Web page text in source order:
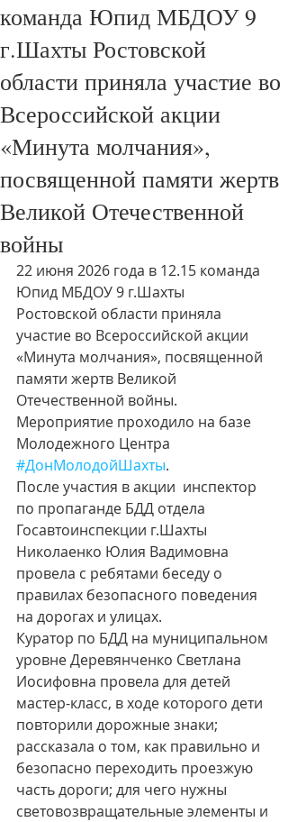
команда Юпид МБДОУ 9
г.Шахты Ростовской
области приняла участие во
Всероссийской акции
«Минута молчания»,
посвященной памяти жертв
Великой Отечественной
войны
22 июня 2026 года в 12.15 команда
Юпид МБДОУ 9 г.Шахты
Ростовской области приняла
участие во Всероссийской акции
«Минута молчания», посвященной
памяти жертв Великой
Отечественной войны.
Мероприятие проходило на базе
Молодежного Центра
#ДонМолодойШахты.
После участия в акции  инспектор
по пропаганде БДД отдела
Госавтоинспекции г.Шахты
Николаенко Юлия Вадимовна
провела с ребятами беседу о
правилах безопасного поведения
на дорогах и улицах.
Куратор по БДД на муниципальном
уровне Деревянченко Светлана
Иосифовна провела для детей
мастер-класс, в ходе которого дети
повторили дорожные знаки;
рассказала о том, как правильно и
безопасно переходить проезжую
часть дороги; для чего нужны
световозвращательные элементы и